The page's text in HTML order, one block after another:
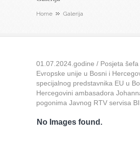
Home Galerija
01.07.2024.godine / Posjeta šefa
Evropske unije u Bosni i
specijalnog predstavnika EU u
Hercegovini ambasadora
pogonima Javnog RTV servisa
No Images found.